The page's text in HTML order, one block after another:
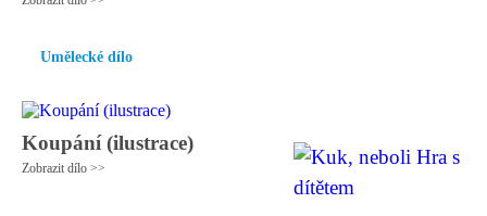
Umělecké dílo
Koupání (ilustrace)
Zobrazit dílo >>